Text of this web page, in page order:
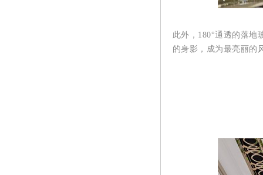
此外，180°通透的落地
的身影，成为最亮丽的